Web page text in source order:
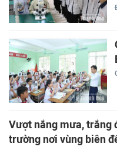
Vượt nắng mưa, trắng
trường nơi vùng biên